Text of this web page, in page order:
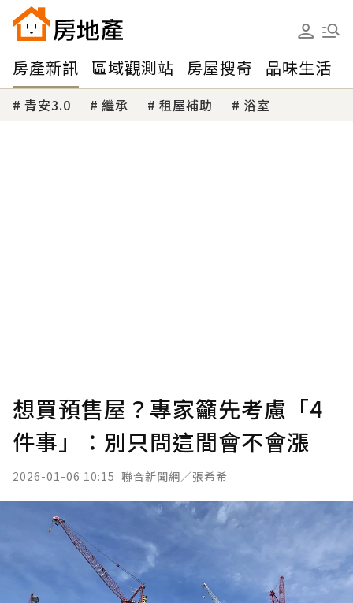
房產新訊 區域觀測站 房屋搜奇 品味生活
青安3.0 繼承 租屋補助 浴室
想買預售屋？專家籲先考慮「4
件事」：別只問這間會不會漲
2026-01-06 10:15 聯合新聞網／張希希